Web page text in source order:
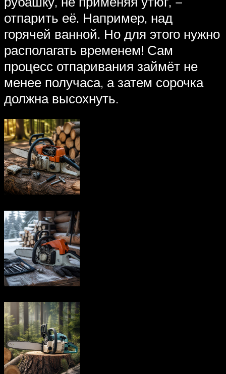
отпарить её. Например, над
горячей ванной. Но для этого нужно
располагать временем! Сам
процесс отпаривания займёт не
менее получаса, а затем сорочка
должна высохнуть.